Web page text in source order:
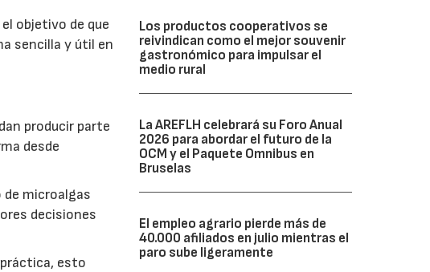
objetivo de que
sencilla y útil en
producir parte
desde
de microalgas
decisiones
esto
Los productos cooperativos se
reivindican como el mejor souvenir
gastronómico para impulsar el
medio rural
La AREFLH celebrará su Foro Anual
2026 para abordar el futuro de la
OCM y el Paquete Omnibus en
Bruselas
El empleo agrario pierde más de
40.000 afiliados en julio mientras el
paro sube ligeramente